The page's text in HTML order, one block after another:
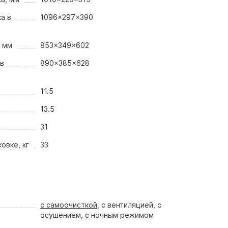
в
1096x297x390
мм 853x349x602
890x385x628
11.5
13.5
31
кг 33
с самоочисткой , с вентиляцией, с
осушением, с ночным режимом